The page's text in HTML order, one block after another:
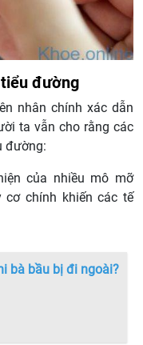
đường
nhân chính xác dẫn
ta vẫn cho rằng các
đường:
của nhiều mô mỡ
cơ chính khiến các tế
bà bầu bị đi ngoài?